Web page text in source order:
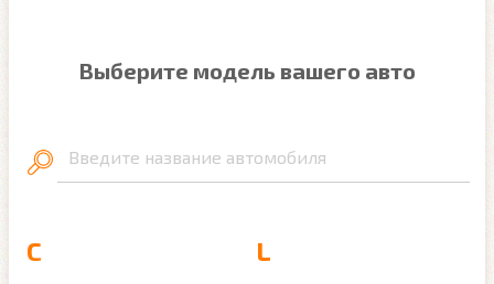
Выберите модель вашего авто
Введите название автомобиля
C L